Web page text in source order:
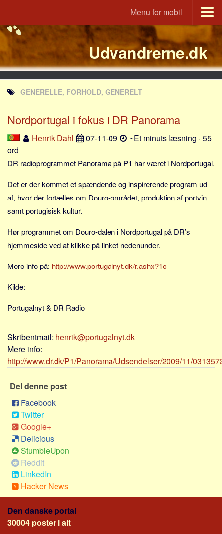
Menu for mobil
Portal
Udvandrerne.dk
Utvandrerne.no
Utvandrarna.se
Tyskland.dk
England.dk
Rusland.dk
JLKM.dk
Lande
Tyrkiet
Spanien
Frankrig
Norge
Grækenland
USA
Nøgleord
Bolig
Job
Virksomhed
Investering
Pension og opsparing
Forbrug
Social sikring og sundhed
Transport
Alle
Aspekter
Køb og salg
Økonomi
Udvandrerne.dk
GENERELLE, FORHOLD, GENERELT
Nordportugal i fokus i DR Panorama
Henrik Dahl 07-11-09
~Et minuts læsning · 55
ord
DR radioprogrammet Panorama på P1 har været i Nordportugal.
Det er der kommet et spændende og inspirerende program ud
af, hvor der fortælles om Douro-området, produktion af portvin
samt portugisisk kultur.
Hør programmet om Douro-dalen i Nordportugal på DR’s
hjemmeside ved at klikke på linket nedenunder.
Mere info på: http://www.portugalnyt.dk/r.ashx?1c
Kilde:
Portugalnyt & DR Radio
Skribentmail: henrik@portugalnyt.dk
Mere info:
http://www.dr.dk/P1/Panorama/Udsendelser/2009/11/
Del denne post
Facebook
Twitter
Google+
Delicious
StumbleUpon
Reddit
LinkedIn
Hacker News
Den danske portal
30004 poster i alt